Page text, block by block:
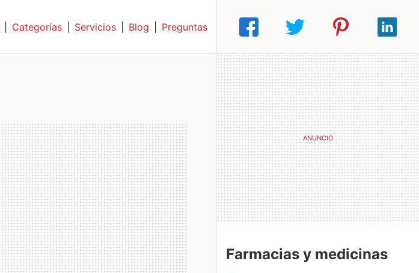
Categorías Servicios Blog Preguntas
Farmacias y medicinas